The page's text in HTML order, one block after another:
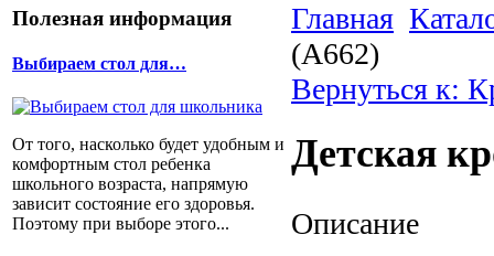
Полезная информация
Выбираем стол для…
От того, насколько будет удобным и
комфортным стол ребенка
школьного возраста, напрямую
зависит состояние его здоровья.
Поэтому при выборе этого...
Главная
(A662)
Вернуться к:
Детская
Описание